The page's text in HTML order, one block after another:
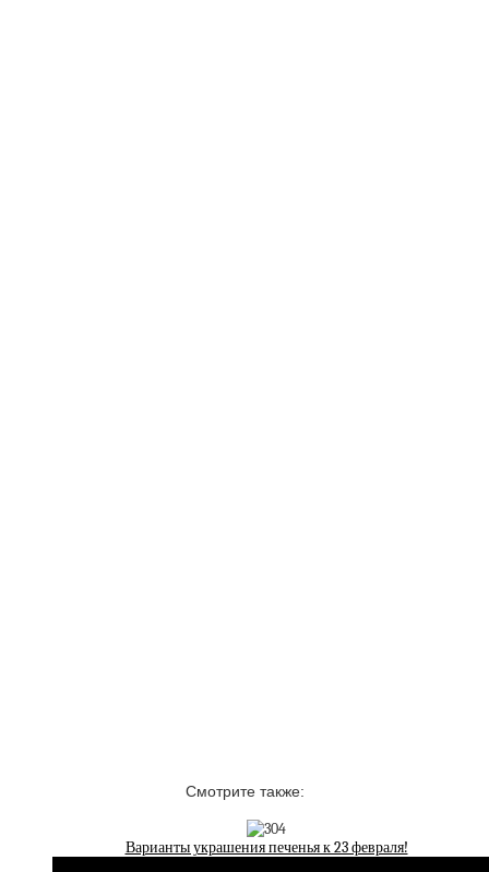
Смотрите также:
Варианты украшения печенья к 23 февраля!